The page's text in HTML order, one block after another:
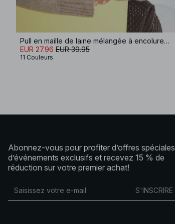
Pull en maille de laine mélangée à encolure ronde
EUR 27.96 EUR 39.95
11 Couleurs
Abonnez-vous pour profiter d’offres spéciales,
d’événements exclusifs et recevez 15 % de
réduction sur votre premier achat!
S'INSCRIRE